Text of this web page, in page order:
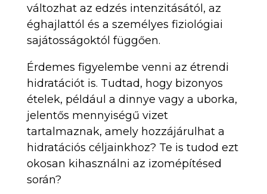
változhat az edzés intenzitásától, az
éghajlattól és a személyes fiziológiai
sajátosságoktól függően.
Érdemes figyelembe venni az étrendi
hidratációt is. Tudtad, hogy bizonyos
ételek, például a dinnye vagy a uborka,
jelentős mennyiségű vizet
tartalmaznak, amely hozzájárulhat a
hidratációs céljainkhoz? Te is tudod ezt
okosan kihasználni az izomépítésed
során?